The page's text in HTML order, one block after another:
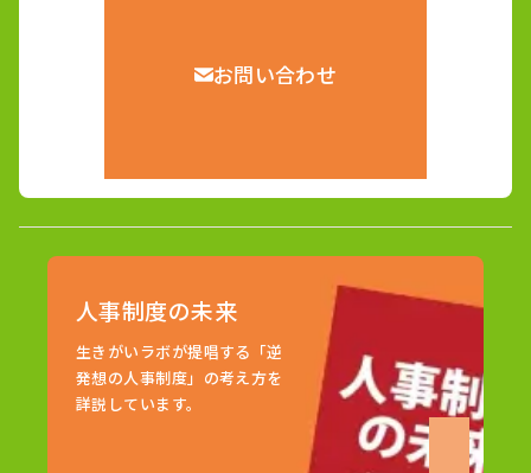
お問い合わせ
人事制度の未来
生きがいラボが提唱する「逆
発想の人事制度」の考え方を
詳説しています。